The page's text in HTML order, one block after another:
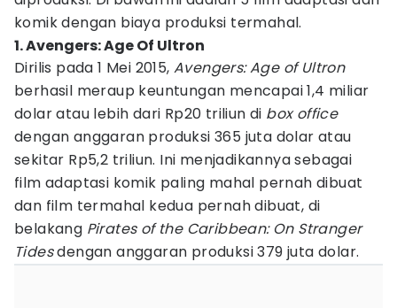
komik dengan biaya produksi termahal.
1. Avengers: Age Of Ultron
Dirilis pada 1 Mei 2015, Avengers: Age of Ultron
berhasil meraup keuntungan mencapai 1,4 miliar
dolar atau lebih dari Rp20 triliun di box office
dengan anggaran produksi 365 juta dolar atau
sekitar Rp5,2 triliun. Ini menjadikannya sebagai
film adaptasi komik paling mahal pernah dibuat
dan film termahal kedua pernah dibuat, di
belakang Pirates of the Caribbean: On Stranger
Tidesdengan anggaran produksi 379 juta dolar.